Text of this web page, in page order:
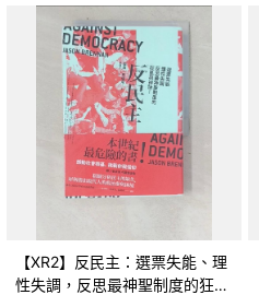
【XR2】反民主：選票失能、理
性失調，反思最神聖制度的狂亂